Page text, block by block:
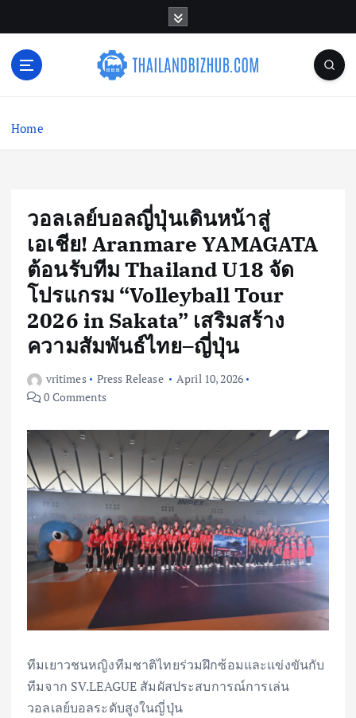
n
Home
วอลเลย์บอลญี่ปุ่นเดินหน้าสู่
เอเชีย! Aranmare YAMAGATA
ต้อนรับทีม Thailand U18 จัด
โปรแกรม “Volleyball Tour
2026 in Sakata” เสริมสร้าง
ความสัมพันธ์ไทย–ญี่ปุ่น
vritimes Press Release
April 10, 2026
0 Comments
ทีมเยาวชนหญิงทีมชาติไทยร่วมฝึกซ้อมและแข่งขันกับ
ทีมจาก SV.LEAGUE สัมผัสประสบการณ์การเล่น
วอลเลย์บอลระดับสูงในญี่ปุ่น